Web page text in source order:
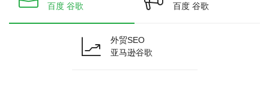
百度 谷歌
百度 谷歌
外贸SEO
亚马逊谷歌